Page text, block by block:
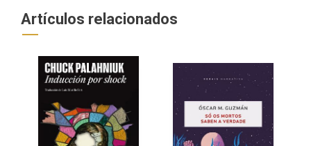
Artículos relacionados